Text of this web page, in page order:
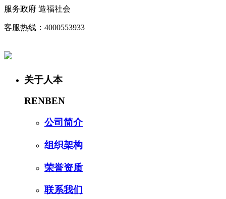
服务政府 造福社会
客服热线：4000553933
关于人本
RENBEN
公司简介
组织架构
荣誉资质
联系我们